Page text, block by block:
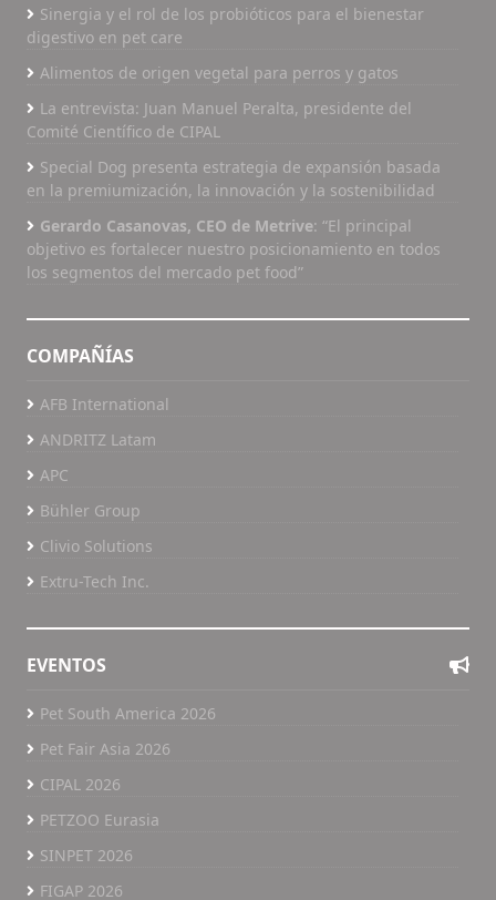
Sinergia y el rol de los probióticos para el bienestar
digestivo en pet care
Alimentos de origen vegetal para perros y gatos
La entrevista: Juan Manuel Peralta, presidente del
Comité Científico de CIPAL
Special Dog presenta estrategia de expansión basada
en la premiumización, la innovación y la sostenibilidad
Gerardo Casanovas, CEO de Metrive: “El principal
objetivo es fortalecer nuestro posicionamiento en todos
los segmentos del mercado pet food”
COMPAÑÍAS
AFB International
ANDRITZ Latam
APC
Bühler Group
Clivio Solutions
Extru-Tech Inc.
EVENTOS
Pet South America 2026
Pet Fair Asia 2026
CIPAL 2026
PETZOO Eurasia
SINPET 2026
FIGAP 2026